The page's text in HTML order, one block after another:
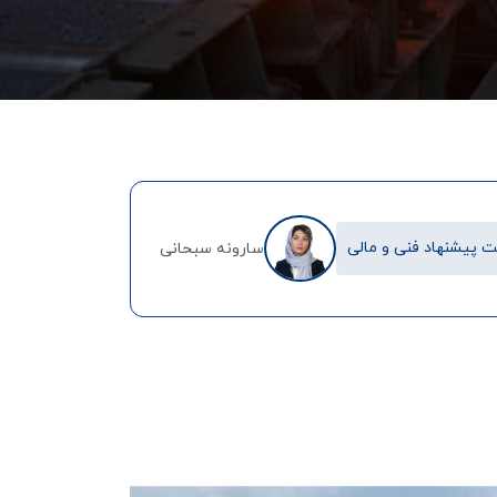
پیشنهاد فنی و مالی سارونه سبحانی